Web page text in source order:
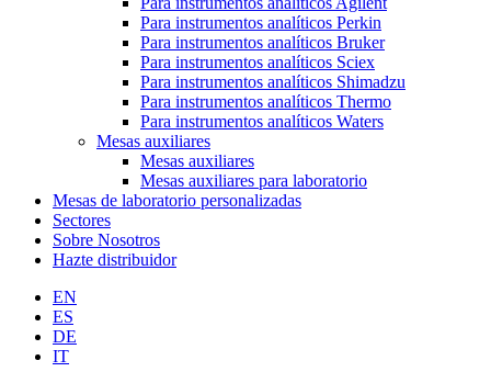
Para instrumentos analíticos Perkin
Para instrumentos analíticos Bruker
Para instrumentos analíticos Sciex
Para instrumentos analíticos Shimadzu
Para instrumentos analíticos Thermo
Para instrumentos analíticos Waters
Mesas auxiliares
Mesas auxiliares
Mesas auxiliares para laboratorio
Mesas de laboratorio personalizadas
Sectores
Sobre Nosotros
Hazte distribuidor
EN
ES
DE
IT